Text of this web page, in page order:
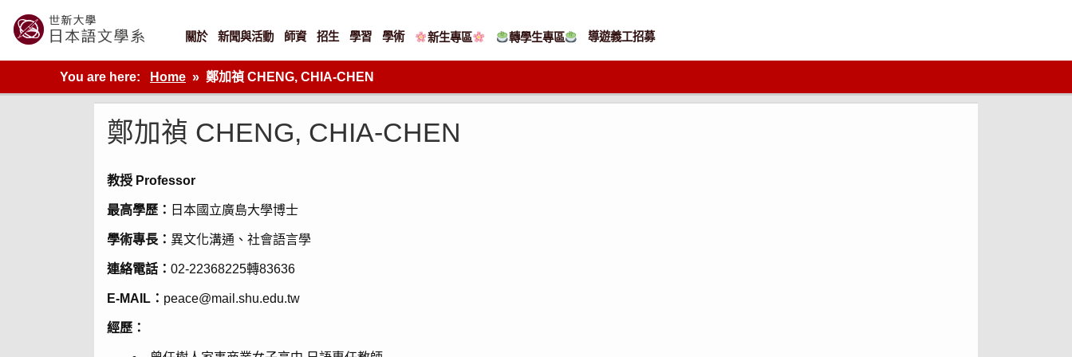
content
世新大學教學單位的網站
關於 新聞與活動 師資 招生 學習 學術 新生專區 轉學生專區 導遊義工招募
You are here: Home 鄭加禎 CHENG, CHIA-CHEN
鄭加禎 CHENG, CHIA-CHEN
教授 Professor
最高學歷： 日本國立廣島大學博士
學術專長：異文化溝通、社會語言學
連絡電話：02-22368225轉83636
E-MAIL： peace@mail.shu.edu.tw
經歷：